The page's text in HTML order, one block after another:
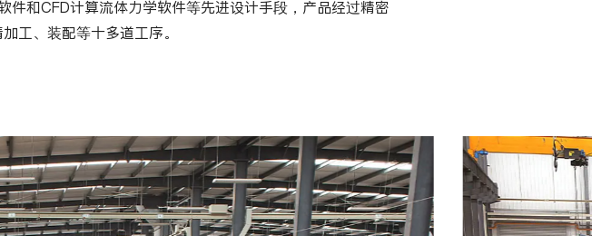
和CFD计算流体力学软件等先进设计手段，产品经过精密
工、装配等十多道工序。